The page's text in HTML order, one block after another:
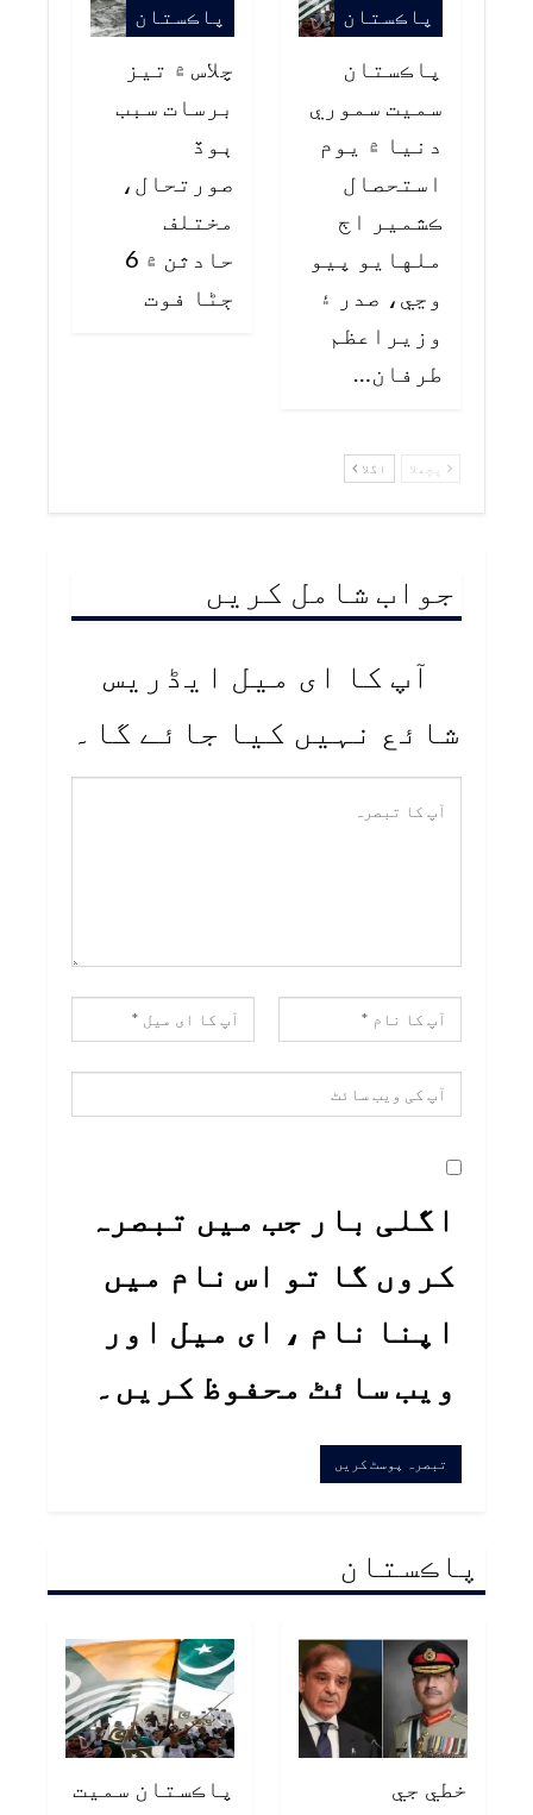
پاڪستان
پاڪستان
سميت سموري
دنيا ۾ يوم
استحصال
ڪشمير اڄ
ملهايو پيو
وڃي، صدر ۽
وزيراعظم
طرفان…
پاڪستان
چلاس ۾ تيز
برسات سبب
ٻوڏ
صورتحال،
مختلف
حادثن ۾ 6
ڄڻا فوت
پچھلا اگلا
جواب شامل کریں
آپ کا ای میل ایڈریس
شائع نہیں کیا جائے گا۔
اگلی بار جب میں تبصرہ
کروں گا تو اس نام میں
اپنا نام ، ای میل اور
ویب سائٹ محفوظ کریں۔
پاڪستان
خطي جي
پاڪستان سميت